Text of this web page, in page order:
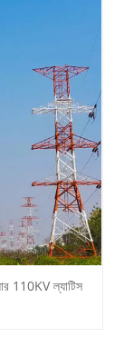
110KV ল্যাটিস